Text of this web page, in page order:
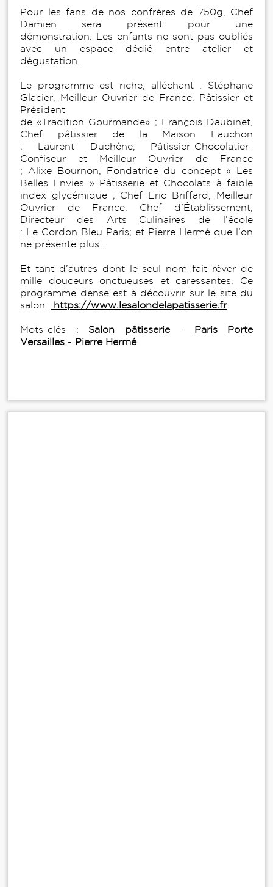
Pour les fans de nos confrères de 750g, Chef
Damien sera présent pour une
démonstration. Les enfants ne sont pas oubliés
avec un espace dédié entre atelier et
dégustation.
Le programme est riche, alléchant : Stéphane
Glacier, Meilleur Ouvrier de France, Pâtissier et
Président
de «Tradition Gourmande» ; François Daubinet,
Chef pâtissier de la Maison Fauchon
; Laurent Duchêne, Pâtissier-Chocolatier-
Confiseur et Meilleur Ouvrier de France
; Alixe Bournon, Fondatrice du concept « Les
Belles Envies » Pâtisserie et Chocolats à faible
index glycémique ; Chef Eric Briffard, Meilleur
Ouvrier de France, Chef d'Établissement,
Directeur des Arts Culinaires de l’école
: Le Cordon Bleu Paris; et Pierre Hermé que l’on
ne présente plus…
Et tant d’autres dont le seul nom fait rêver de
mille douceurs onctueuses et caressantes. Ce
programme dense est à découvrir sur le site du
salon : https://www.lesalondelapatisserie.fr
Mots-clés : Salon pâtisserie- Paris Porte
Versailles - Pierre Hermé